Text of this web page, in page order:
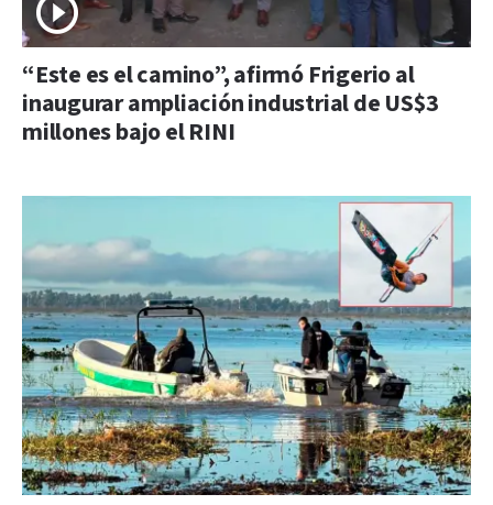
“Este es el camino”, afirmó Frigerio al
inaugurar ampliación industrial de US$3
millones bajo el RINI